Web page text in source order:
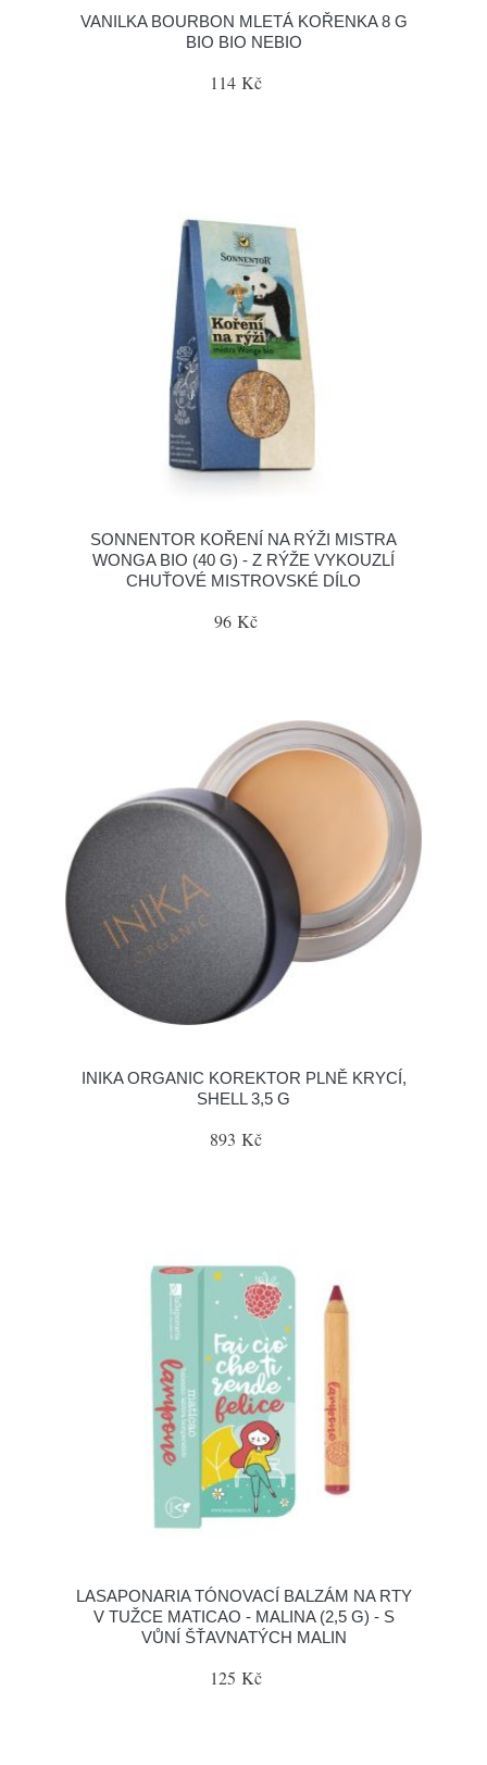
VANILKA BOURBON MLETÁ KOŘENKA 8 G
BIO BIO NEBIO
114 Kč
SONNENTOR KOŘENÍ NA RÝŽI MISTRA
WONGA BIO (40 G) - Z RÝŽE VYKOUZLÍ
CHUŤOVÉ MISTROVSKÉ DÍLO
96 Kč
INIKA ORGANIC KOREKTOR PLNĚ KRYCÍ,
SHELL 3,5 G
893 Kč
LASAPONARIA TÓNOVACÍ BALZÁM NA RTY
V TUŽCE MATICAO - MALINA (2,5 G) - S
VŮNÍ ŠŤAVNATÝCH MALIN
125 Kč